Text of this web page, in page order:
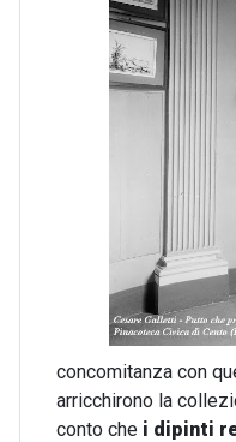
concomitanza con
arricchirono la
conto che i dipinti